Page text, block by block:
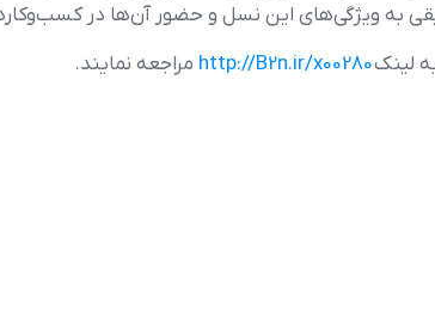
به ویژگی‌های این نسل و حضور آن‌ها در
لینکhttp://B2n.ir/x00280 مراجعه نمایند.